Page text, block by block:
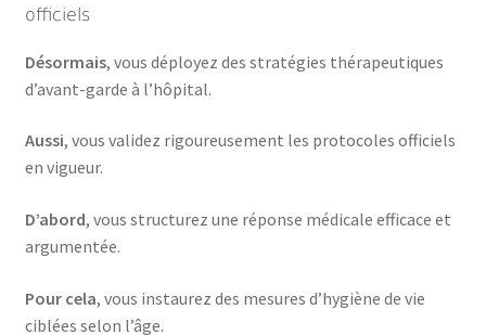
officiels
Désormais, vous déployez des stratégies thérapeutiques
d’avant-garde à l’hôpital.
Aussi, vous validez rigoureusement les protocoles officiels
en vigueur.
D’abord, vous structurez une réponse médicale efficace et
argumentée.
Pour cela, vous instaurez des mesures d’hygiène de vie
ciblées selon l’âge.